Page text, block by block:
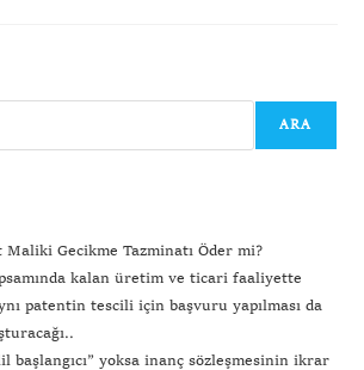
ARA
Maliki Gecikme Tazminatı Öder mi?
kalan üretim ve ticari faaliyette
patentin tescili için başvuru yapılması da
başlangıcı” yoksa inanç sözleşmesinin ikrar